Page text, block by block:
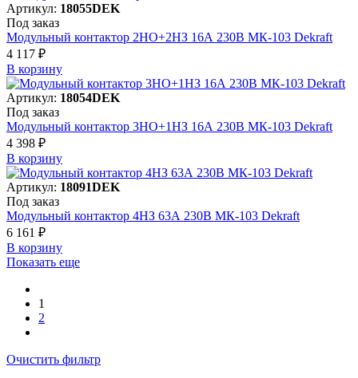
Артикул: 18055DEK
Под заказ
Модульный контактор 2НО+2НЗ 16А 230В МК-103 Dekraft
4 117 ₽
В корзинy
Артикул: 18054DEK
Под заказ
Модульный контактор 3НО+1НЗ 16А 230В МК-103 Dekraft
4 398 ₽
В корзинy
Артикул: 18091DEK
Под заказ
Модульный контактор 4НЗ 63А 230В МК-103 Dekraft
6 161 ₽
В корзинy
Показать еще
1
2
Очистить фильтр